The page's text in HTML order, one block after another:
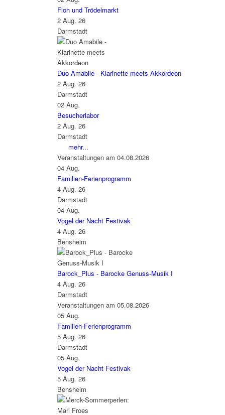
Floh und Trödelmarkt
2 Aug. 26
Darmstadt
Duo Amabile - Klarinette meets Akkordeon
2 Aug. 26
Darmstadt
02 Aug.
Besucherlabor
2 Aug. 26
Darmstadt
mehr...
Veranstaltungen am 04.08.2026
04 Aug.
Familien-Ferienprogramm
4 Aug. 26
Darmstadt
04 Aug.
Vogel der Nacht Festivak
4 Aug. 26
Bensheim
Barock_Plus - Barocke Genuss-Musik I
4 Aug. 26
Darmstadt
Veranstaltungen am 05.08.2026
05 Aug.
Familien-Ferienprogramm
5 Aug. 26
Darmstadt
05 Aug.
Vogel der Nacht Festivak
5 Aug. 26
Bensheim